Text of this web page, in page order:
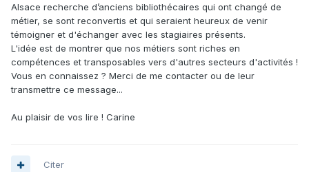
Alsace recherche d’anciens bibliothécaires qui ont changé de
métier, se sont reconvertis et qui seraient heureux de venir
témoigner et d'échanger avec les stagiaires présents.
L'idée est de montrer que nos métiers sont riches en
compétences et transposables vers d'autres secteurs d'activités !
Vous en connaissez ? Merci de me contacter ou de leur
transmettre ce message...
Au plaisir de vos lire ! Carine
Citer